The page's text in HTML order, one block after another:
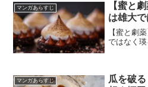
マンガあらすじ
【蜜と
は雄大
【蜜と劇
ではなく
マンガあらすじ
瓜を破